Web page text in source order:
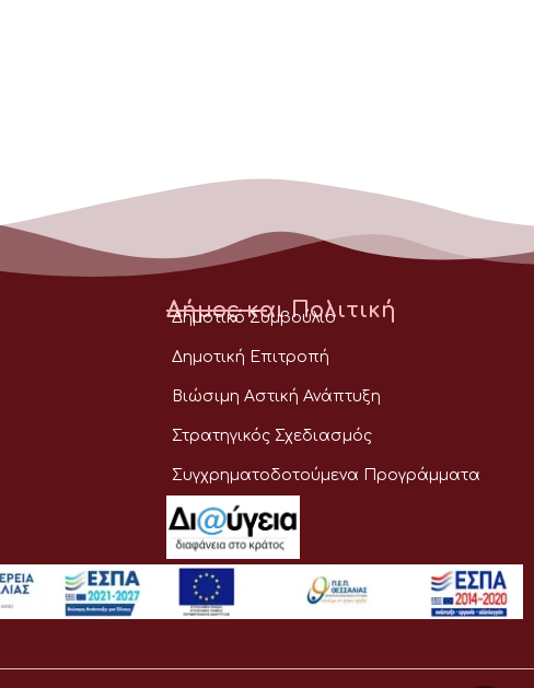
Δήμος και Πολιτική
Δημοτικό Συμβούλιο
Δημοτική Επιτροπή
Βιώσιμη Αστική Ανάπτυξη
Στρατηγικός Σχεδιασμός
Συγχρηματοδοτούμενα Προγράμματα